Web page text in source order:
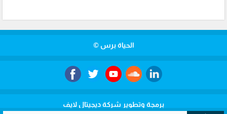
الحياة برس ©
برمجة وتطوير شركة ديجيتال لايف